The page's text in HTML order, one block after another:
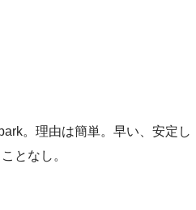
。理由は簡単。早い、安定し
となし。